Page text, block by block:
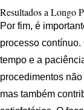
Resultados a Longo
Por fim, é
processo
tempo e a
procedimentos
mas também